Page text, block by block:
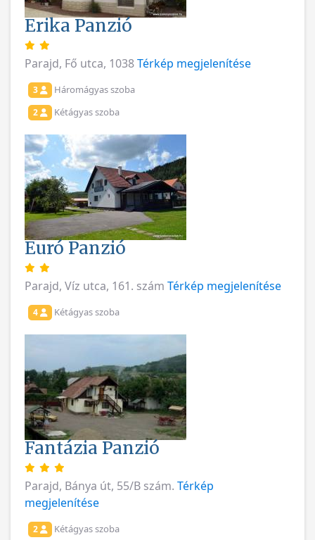
Erika Panzió
Parajd, Fő utca, 1038Térkép megjelenítése
3 Háromágyas szoba
2 Kétágyas szoba
Euró Panzió
Parajd, Víz utca, 161. szám Térkép megjelenítése
4 Kétágyas szoba
Fantázia Panzió
Parajd, Bánya út, 55/B szám. Térkép
megjelenítése
2 Kétágyas szoba